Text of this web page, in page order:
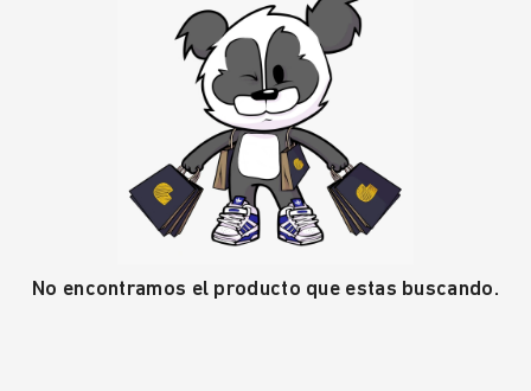
No encontramos el producto que estas buscando.